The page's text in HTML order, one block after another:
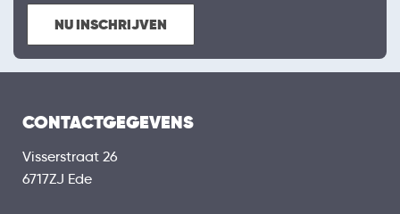
NU INSCHRIJVEN
CONTACTGEGEVENS
Visserstraat 26
6717ZJ Ede